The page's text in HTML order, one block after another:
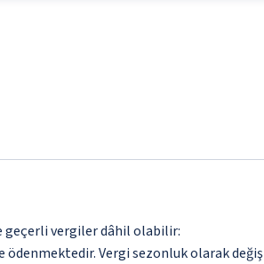
geçerli vergiler dâhil olabilir:
ödenmektedir. Vergi sezonluk olarak